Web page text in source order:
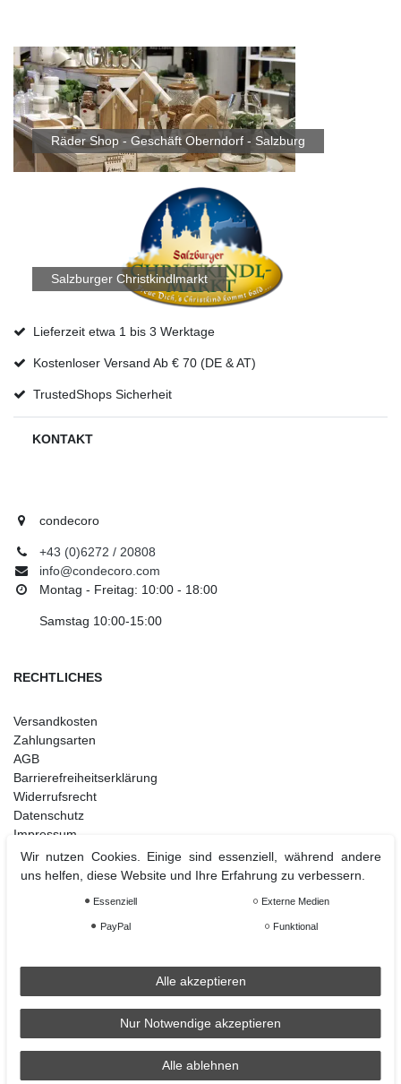
Räder Shop - Geschäft Oberndorf - Salzburg
Salzburger Christkindlmarkt
Lieferzeit etwa 1 bis 3 Werktage
Kostenloser Versand Ab € 70 (DE & AT)
TrustedShops Sicherheit
KONTAKT
condecoro
+43 (0)6272 / 20808
info@condecoro.com
Montag - Freitag: 10:00 - 18:00
Samstag 10:00-15:00
RECHTLICHES
Versandkosten
Zahlungsarten
AGB
Barrierefreiheitserklärung
Widerrufsrecht
Datenschutz
Impressum
Kontakt
Weihnachtsdeko
Krampus und Percht
Wir nutzen Cookies. Einige sind essenziell, während andere
uns helfen, diese Website und Ihre Erfahrung zu verbessern.
Essenziell Externe Medien
PayPal Funktional
Alle akzeptieren
Nur Notwendige akzeptieren
Alle ablehnen